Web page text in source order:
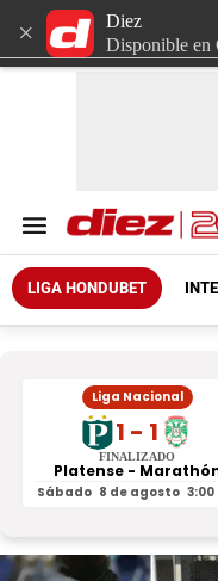
×
Diez
Disponible en
LIGA HONDUBET
Liga Nacional
1 - 1
FINALIZADO
Platense -
Sábado 8 de agosto 3:00